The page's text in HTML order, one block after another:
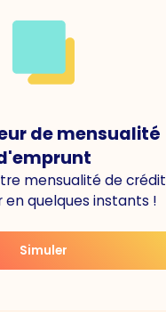
de mensualité
mensualité de crédit
en quelques instants !
Simuler